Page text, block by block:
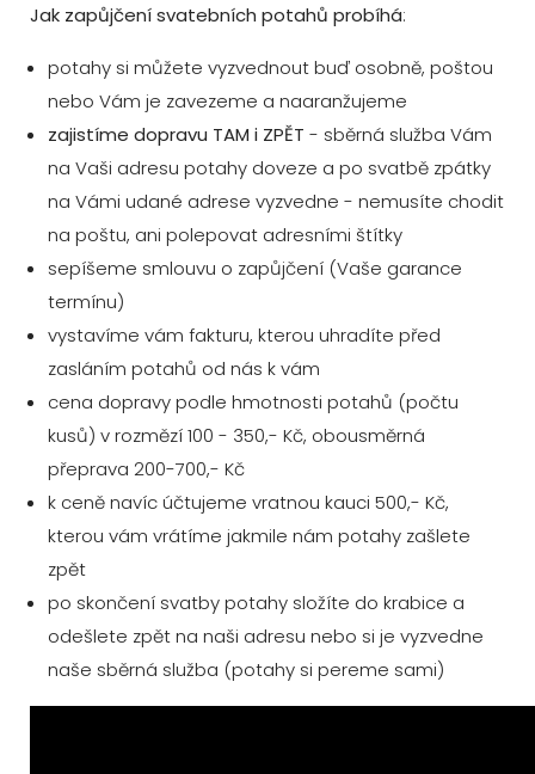
Jak zapůjčení svatebních potahů probíhá:
potahy si můžete vyzvednout buď osobně, poštou
nebo Vám je zavezeme a naaranžujeme
zajistíme dopravu TAM i ZPĚT - sběrná služba Vám
na Vaši adresu potahy doveze a po svatbě zpátky
na Vámi udané adrese vyzvedne - nemusíte chodit
na poštu, ani polepovat adresními štítky
sepíšeme smlouvu o zapůjčení (Vaše garance
termínu)
vystavíme vám fakturu, kterou uhradíte před
zasláním potahů od nás k vám
cena dopravy podle hmotnosti potahů (počtu
kusů) v rozmězí 100 - 350,- Kč, obousměrná
přeprava 200-700,- Kč
k ceně navíc účtujeme vratnou kauci 500,- Kč,
kterou vám vrátíme jakmile nám potahy zašlete
zpět
po skončení svatby potahy složíte do krabice a
odešlete zpět na naši adresu nebo si je vyzvedne
naše sběrná služba (potahy si pereme sami)